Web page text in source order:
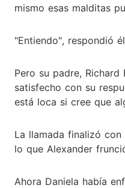
mismo esas malditas
"Entiendo", respondió
Pero su padre, Richard
satisfecho con su
está loca si cree que
La llamada finalizó
lo que Alexander
Ahora Daniela había